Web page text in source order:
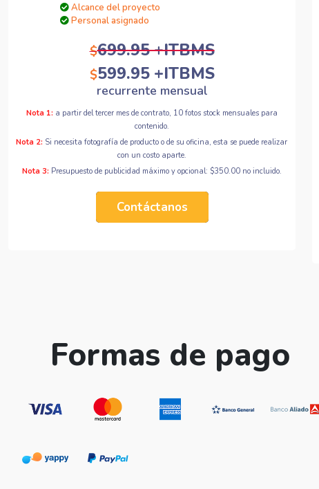
Alcance del proyecto
Personal asignado
$699.95 +ITBMS
$599.95 +ITBMS
recurrente mensual
Nota 1: a partir del tercer mes de contrato, 10 fotos stock mensuales para
contenido.
Nota 2: Si necesita fotografía de producto o de su oficina, esta se puede realizar
con un costo aparte.
Nota 3: Presupuesto de publicidad máximo y opcional: $350.00 no incluido.
Contáctanos
Formas de pago